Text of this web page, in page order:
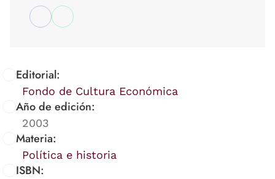
Editorial:
Fondo de Cultura Económica
Año de edición:
2003
Materia:
Política e historia
ISBN: